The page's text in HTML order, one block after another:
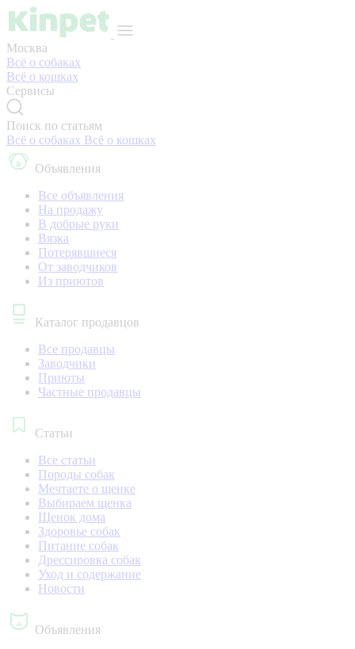
Москва
Всё о собаках
Всё о кошках
Сервисы
Поиск по статьям
Всё о собаках Всё о кошках
Объявления
Все объявления
На продажу
В добрые руки
Вязка
Потерявшиеся
От заводчиков
Из приютов
Каталог продавцов
Все продавцы
Заводчики
Приюты
Частные продавцы
Статьи
Все статьи
Породы собак
Мечтаете о щенке
Выбираем щенка
Щенок дома
Здоровье собак
Питание собак
Дрессировка собак
Уход и содержание
Новости
Объявления